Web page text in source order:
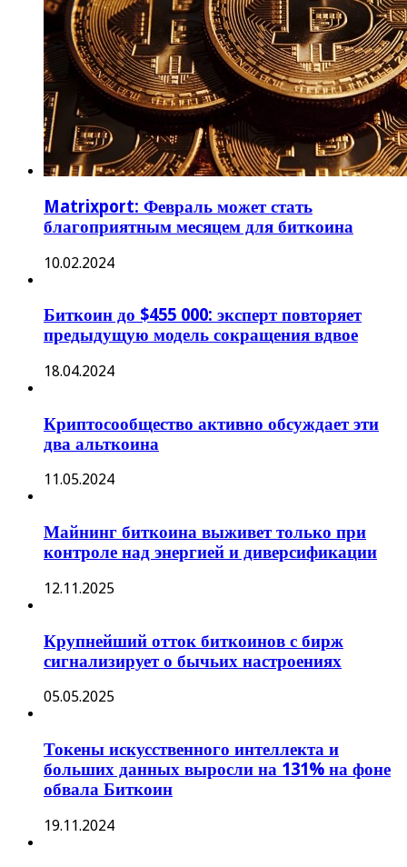
Matrixport: Февраль может стать
благоприятным месяцем для биткоина
10.02.2024
Биткоин до $455 000: эксперт повторяет
предыдущую модель сокращения вдвое
18.04.2024
Криптосообщество активно обсуждает эти
два альткоина
11.05.2024
Майнинг биткоина выживет только при
контроле над энергией и диверсификации
12.11.2025
Крупнейший отток биткоинов с бирж
сигнализирует о бычьих настроениях
05.05.2025
Токены искусственного интеллекта и
больших данных выросли на 131% на фоне
обвала Биткоин
19.11.2024